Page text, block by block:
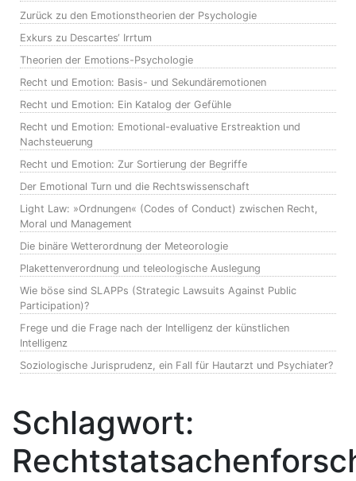
Zurück zu den Emotionstheorien der Psychologie
Exkurs zu Descartes‘ Irrtum
Theorien der Emotions-Psychologie
Recht und Emotion: Basis- und Sekundäremotionen
Recht und Emotion: Ein Katalog der Gefühle
Recht und Emotion: Emotional-evaluative Erstreaktion und
Nachsteuerung
Recht und Emotion: Zur Sortierung der Begriffe
Der Emotional Turn und die Rechtswissenschaft
Light Law: »Ordnungen« (Codes of Conduct) zwischen Recht,
Moral und Management
Die binäre Wetterordnung der Meteorologie
Plakettenverordnung und teleologische Auslegung
Wie böse sind SLAPPs (Strategic Lawsuits Against Public
Participation)?
Frege und die Frage nach der Intelligenz der künstlichen
Intelligenz
Soziologische Jurisprudenz, ein Fall für Hautarzt und Psychiater?
Schlagwort: